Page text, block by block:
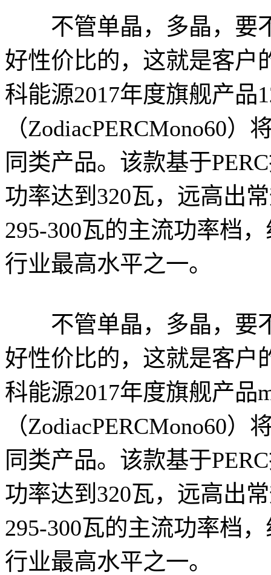
不管单晶，多晶，要
好性价比的，这就是客户
科能源2017年度旗舰产品
（ZodiacPERCMono60
同类产品。该款基于
功率达到320瓦，远高出
295-300瓦的主流功率档
行业最高水平之一。
不管单晶，多晶，要
好性价比的，这就是客户
科能源2017年度旗舰产品
（ZodiacPERCMono60
同类产品。该款基于
功率达到320瓦，远高出
295-300瓦的主流功率档
行业最高水平之一。